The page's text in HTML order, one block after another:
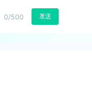
0/500 发送